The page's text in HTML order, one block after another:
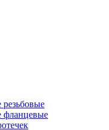
фланцевые